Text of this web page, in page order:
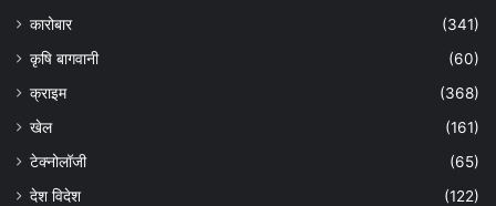
कारोबार
(341)
कृषि बागवानी
(60)
क्राइम
(368)
खेल
(161)
टेक्नोलॉजी
(65)
देश विदेश
(122)